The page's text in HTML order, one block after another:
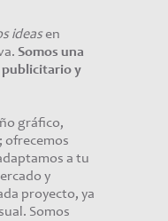
ideasen
Somos una
publicitario y
gráfico,
ofrecemos
a tu
y
proyecto, ya
Somos